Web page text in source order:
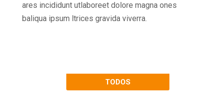
ares incididunt utlaboreet dolore magna ones
baliqua ipsum ltrices gravida viverra.
TODOS